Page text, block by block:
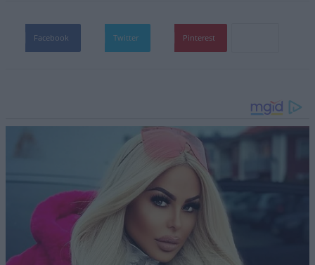
Facebook Twitter Pinterest